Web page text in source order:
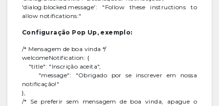
'dialog.blocked.message': "Follow these instructions to
allow notifications:"
Configuração Pop Up, exemplo:
/* Mensagem de boa vinda */
welcomeNotification: {
"title": "Inscrição aceita",
"message": "Obrigado por se inscrever em nossa
notificação!"
},
/* Se preferir sem mensagem de boa vinda, apague o